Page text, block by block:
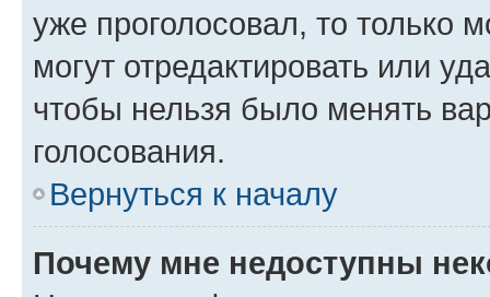
уже проголосовал, то только
могут отредактировать или
чтобы нельзя было менять
голосования.
Вернуться к началу
Почему мне недоступны